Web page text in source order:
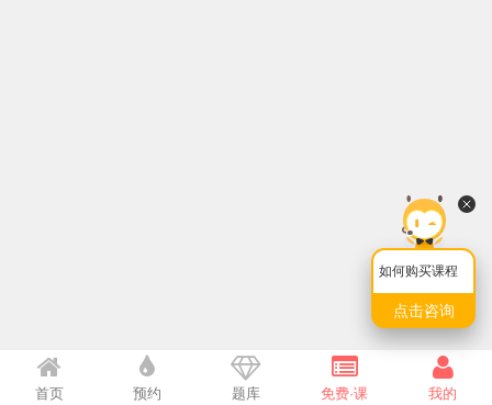
如何购买课程
点击咨询
首页 预约 题库 免费·课 我的